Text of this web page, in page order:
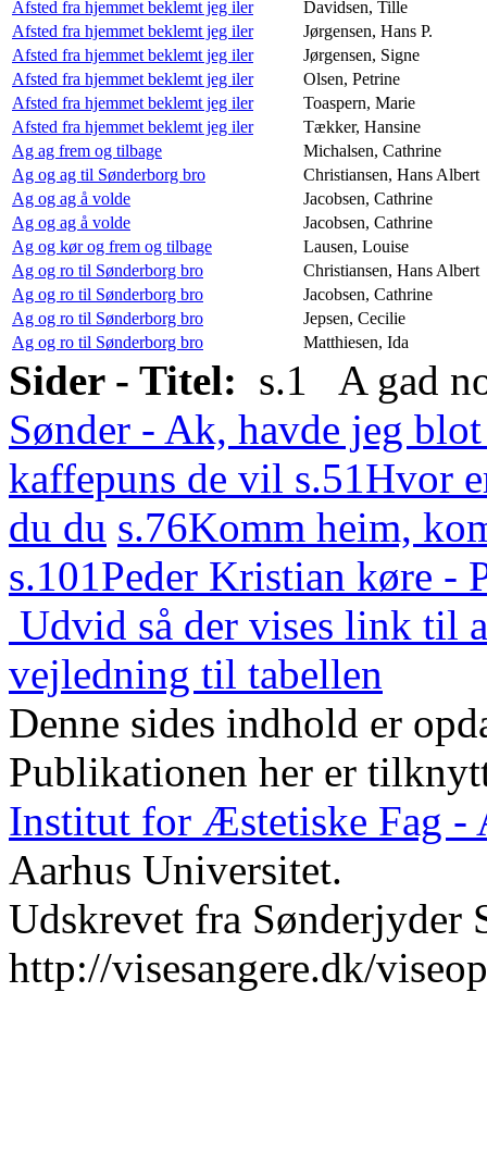
Afsted fra hjemmet beklemt jeg iler
Davidsen, Tille
Afsted fra hjemmet beklemt jeg iler
Jørgensen, Hans P.
Afsted fra hjemmet beklemt jeg iler
Jørgensen, Signe
Afsted fra hjemmet beklemt jeg iler
Olsen, Petrine
Afsted fra hjemmet beklemt jeg iler
Toaspern, Marie
Afsted fra hjemmet beklemt jeg iler
Tækker, Hansine
Ag ag frem og tilbage
Michalsen, Cathrine
Ag og ag til Sønderborg bro
Christiansen, Hans Albert
Ag og ag å volde
Jacobsen, Cathrine
Ag og ag å volde
Jacobsen, Cathrine
Ag og kør og frem og tilbage
Lausen, Louise
Ag og ro til Sønderborg bro
Christiansen, Hans Albert
Ag og ro til Sønderborg bro
Jacobsen, Cathrine
Ag og ro til Sønderborg bro
Jepsen, Cecilie
Ag og ro til Sønderborg bro
Matthiesen, Ida
Sider - Titel: s.1 A gad
Sønder - Ak, havde jeg
kaffepuns de vil s.51Hvor
du du s.76Komm heim,
s.101Peder Kristian køre -
Udvid så der vises link til
vejledning til tabellen
Denne sides indhold er
Publikationen her er
Institut for Æstetiske Fag -
Aarhus Universitet.
Udskrevet fra Sønderjyder
http://visesangere.dk/